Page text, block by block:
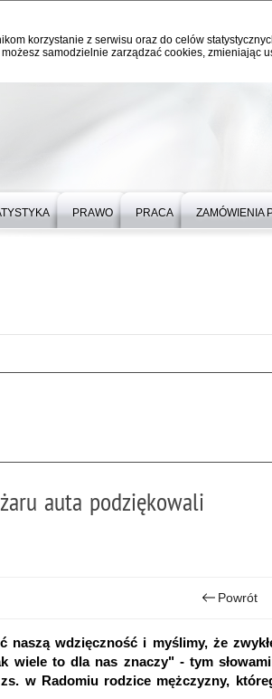
korzystanie z serwisu oraz do celów
samodzielnie zarządzać cookies, zmieniając
PRAWO PRACA ZAMÓWIENIA
auta podziękowali
Powrót
naszą wdzięczność i myślimy, że
wiele to dla nas znaczy" - tym
w Radomiu rodzice mężczyzny,